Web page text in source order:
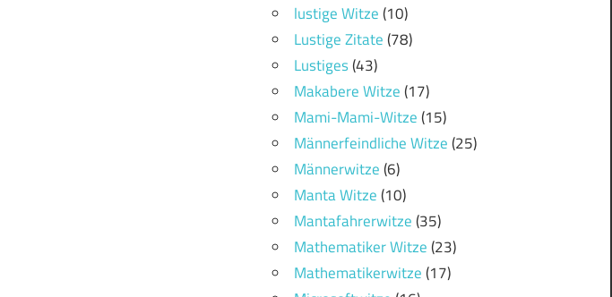
lustige Witze(10)
Lustige Zitate(78)
Lustiges(43)
Makabere Witze(17)
Mami-Mami-Witze(15)
Männerfeindliche Witze(25)
Männerwitze(6)
Manta Witze(10)
Mantafahrerwitze(35)
Mathematiker Witze(23)
Mathematikerwitze(17)